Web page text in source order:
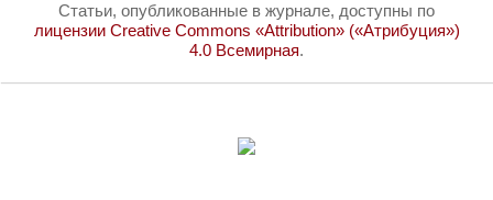
Статьи, опубликованные в журнале, доступны по
лицензии Creative Commons «Attribution» («Атрибуция»)
4.0 Всемирная.